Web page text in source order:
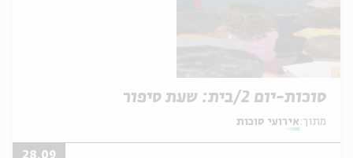
סוכות-יום 2/בית: שעת סיפור
מתוך: אירועי סוכות
28.09